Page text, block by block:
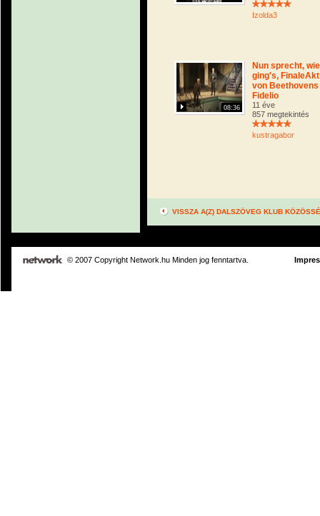
Izolda3
08:36
Nun sprecht, wie
ging's,
von Beethovens
Fidelio
11 éve
857 megtekintés
kustragabor
VISSZA A(Z) DALSZÖVEG KLUB
© 2007 Copyright Network.hu Minden jog fenntartva.